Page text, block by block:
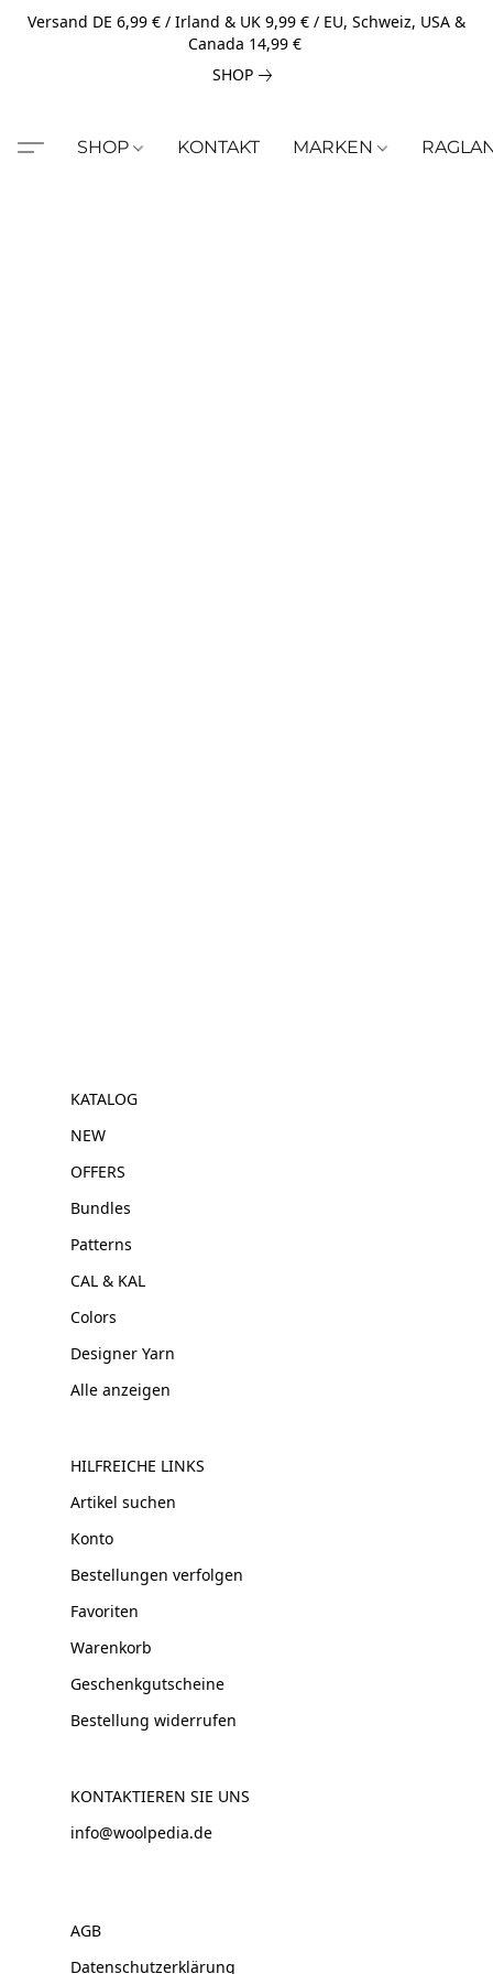
Versand DE 6,99 € / Irland & UK 9,99 € / EU, Schweiz, USA &
Canada 14,99 €
SHOP
SHOP KONTAKT MARKEN
KATALOG
NEW
OFFERS
Bundles
Patterns
CAL & KAL
Colors
Designer Yarn
Alle anzeigen
HILFREICHE LINKS
Artikel suchen
Konto
Bestellungen verfolgen
Favoriten
Warenkorb
Geschenkgutscheine
Bestellung widerrufen
KONTAKTIEREN SIE UNS
info@woolpedia.de
AGB
Datenschutzerklärung